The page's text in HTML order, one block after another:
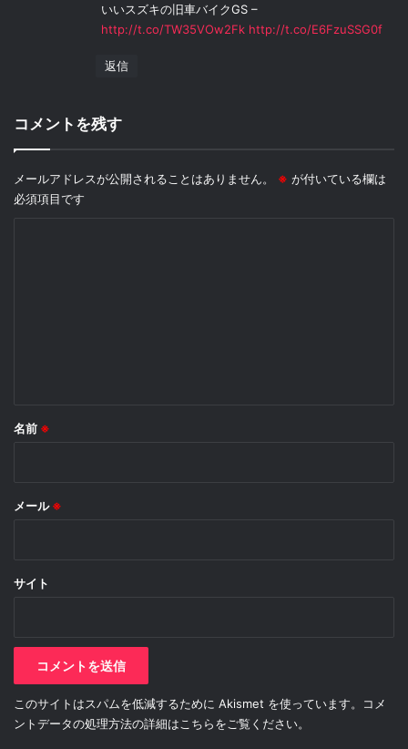
いいスズキの旧車バイクGS –
http://t.co/TW35VOw2Fk http://t.co/E6FzuSSG0f
返信
コメントを残す
メールアドレスが公開されることはありません。 ※ が付いている欄は
必須項目です
名前 ※
メール※
サイト
このサイトはスパムを低減するために Akismet を使っています。
コメ
ントデータの処理方法の詳細はこちらをご覧ください。